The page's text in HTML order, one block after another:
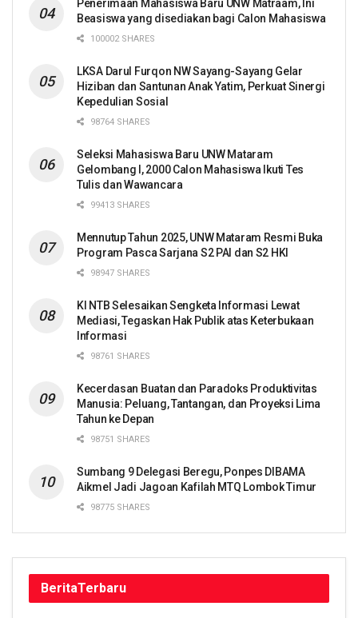
Penerimaan Mahasiswa Baru UNW Matraam, Ini
Beasiswa yang disediakan bagi Calon Mahasiswa
100002 SHARES
LKSA Darul Furqon NW Sayang-Sayang Gelar
Hiziban dan Santunan Anak Yatim, Perkuat Sinergi
Kepedulian Sosial
98764 SHARES
Seleksi Mahasiswa Baru UNW Mataram
Gelombang I, 2000 Calon Mahasiswa Ikuti Tes
Tulis dan Wawancara
99413 SHARES
Mennutup Tahun 2025, UNW Mataram Resmi Buka
Program Pasca Sarjana S2 PAI dan S2 HKI
98947 SHARES
KI NTB Selesaikan Sengketa Informasi Lewat
Mediasi, Tegaskan Hak Publik atas Keterbukaan
Informasi
98761 SHARES
Kecerdasan Buatan dan Paradoks Produktivitas
Manusia: Peluang, Tantangan, dan Proyeksi Lima
Tahun ke Depan
98751 SHARES
Sumbang 9 Delegasi Beregu, Ponpes DIBAMA
Aikmel Jadi Jagoan Kafilah MTQ Lombok Timur
98775 SHARES
BeritaTerbaru